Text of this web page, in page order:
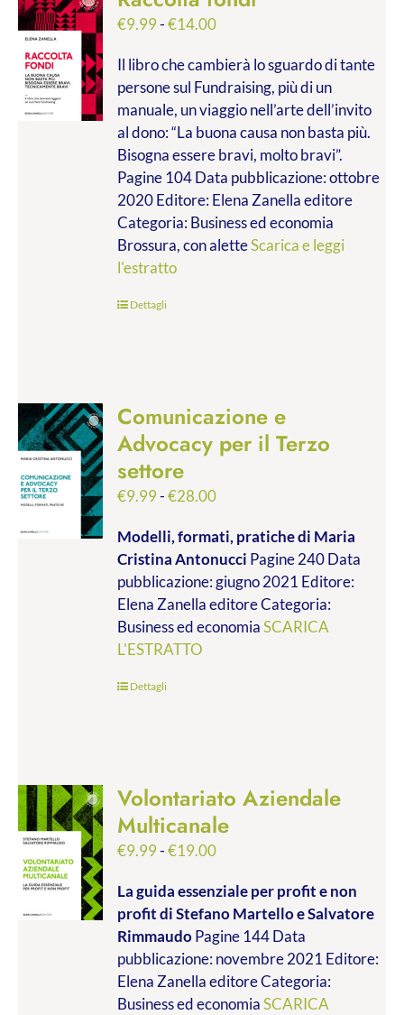
€9.99-€14.00Fascia
prezzo:
da
€9.99
a
€14.00
Il libro che cambierà lo sguardo di tante
persone sul Fundraising, più di un
manuale, un viaggio nell’arte dell’invito
al dono: “La buona causa non basta più.
Bisogna essere bravi, molto bravi”.
Pagine 104 Data pubblicazione: ottobre
2020 Editore: Elena Zanella editore
Categoria: Business ed economia
Brossura, con aletteScarica e leggi
l'estratto
Dettagli
Comunicazione e
Advocacy per il Terzo
settore
€9.99-€28.00Fascia
prezzo:
da
€9.99
a
€28.00
Modelli, formati, pratichedi Maria
Cristina Antonucci Pagine 240 Data
pubblicazione: giugno 2021 Editore:
Elena Zanella editore Categoria:
Business ed economiaSCARICA
L'ESTRATTO
Dettagli
Volontariato Aziendale
Multicanale
€9.99-€19.00Fascia
prezzo:
da
€9.99
a
€19.00
La guida essenziale per profit e non
profitdi Stefano Martello e Salvatore
RimmaudoPagine 144 Data
pubblicazione: novembre 2021 Editore:
Elena Zanella editore Categoria:
Business ed economiaSCARICA